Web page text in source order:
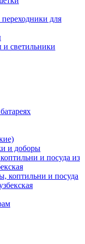
для
и доборы
и посуда из